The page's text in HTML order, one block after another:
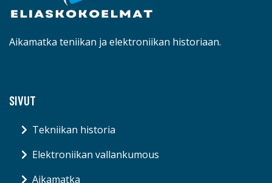
Aikamatka teniikan ja elektroniikan historiaan.
SIVUT
Tekniikan historia
Elektroniikan vallankumous
Aikamatka